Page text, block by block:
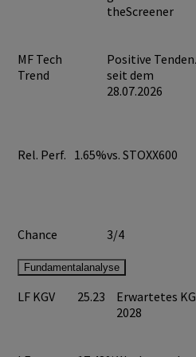
theScreener
MF Tech
Trend
Positive
seit dem
28.07.2026
Rel. Perf. 1.65%vs. STOXX600
Chance
3/4
Fundamentalanalyse
LF KGV 25.23
Erwartetes
2028